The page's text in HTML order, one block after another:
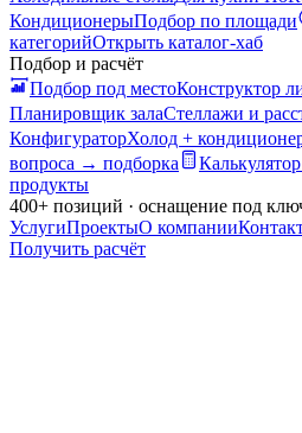
КондиционерыПодбор по площади
категорийОткрыть каталог-хаб
Подбор и расчёт
Подбор под местоКонструктор
Планировщик залаСтеллажи и
КонфигураторХолод +
вопроса → подборка
продукты
400+ позиций · оснащение под
УслугиПроектыО компании
Получить расчёт